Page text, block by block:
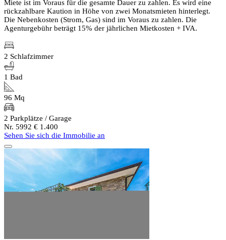
Miete ist im Voraus für die gesamte Dauer zu zahlen. Es wird eine
rückzahlbare Kaution in Höhe von zwei Monatsmieten hinterlegt.
Die Nebenkosten (Strom, Gas) sind im Voraus zu zahlen. Die
Agenturgebühr beträgt 15% der jährlichen Mietkosten + IVA.
2 Schlafzimmer
1 Bad
96 Mq
2 Parkplätze / Garage
Nr. 5992 € 1.400
Sehen Sie sich die Immobilie an